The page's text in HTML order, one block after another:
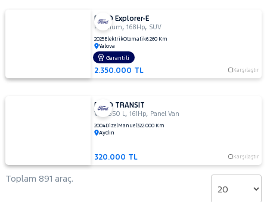
FORD Explorer-E
Premium,168Hp, SUV
2025ElektrikOtomatik6.260 Km
Yalova
2.350.000 TL Karşılaştır
Garantili
FORD TRANSIT
VAN 350 L,161Hp, Panel Van
2004DizelManuel322.000 Km
Aydın
320.000 TL Karşılaştır
Toplam 891 araç.